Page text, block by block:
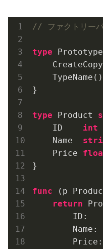
// ファクトリーパ
type Prototype
    TypeName()
}
type Product
    ID
int
    Name
    Price
}
func (p
return
ID:
Name: